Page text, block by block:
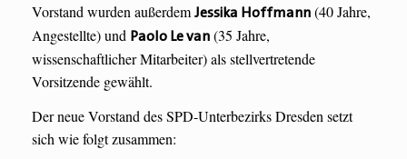
Vorstand wurden außerdemJessika Hoffmann(40 Jahre,
Angestellte) und Paolo Le van(35 Jahre,
wissenschaftlicher Mitarbeiter) als stellvertretende
Vorsitzende gewählt.
Der neue Vorstand des SPD-Unterbezirks Dresden setzt
sich wie folgt zusammen: